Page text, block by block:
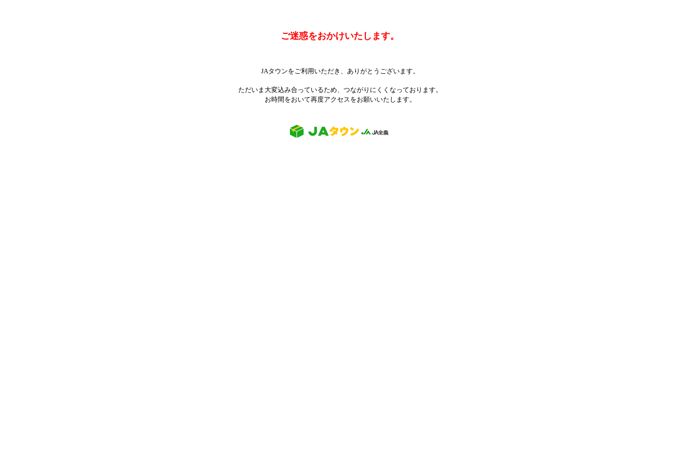
ご迷惑をおかけいたします。
JAタウンをご利用いただき、ありがとうございます。
ただいま大変込み合っているため、つながりにくくなっております。
お時間をおいて再度アクセスをお願いいたします。